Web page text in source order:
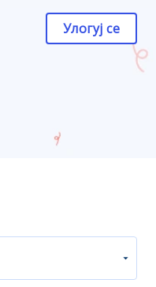
Улогуј се